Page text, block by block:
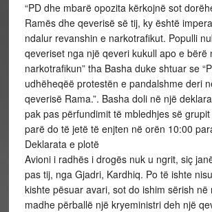
“PD dhe mbarë opozita kërkojnë sot
Ramës dhe qeverisë së tij, ky është
ndalur revanshin e narkotrafikut. Populli
qeveriset nga një qeveri kukull apo e bërë
narkotrafikun” tha Basha duke shtuar se
udhëheqëë protestën e pandalshme deri
qeverisë Rama.”. Basha doli në një
pak pas përfundimit të mbledhjes së
parë do të jetë të enjten në orën 10:00
Deklarata e plotë
Avioni i radhës i drogës nuk u ngrit, siç
pas tij, nga Gjadri, Kardhiq. Po të ishte
kishte pësuar avari, sot do ishim sërish në
madhe përballë një kryeministri deh një